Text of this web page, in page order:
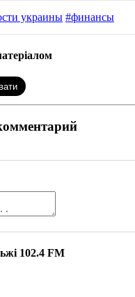
украины #финансы
102.4 FM